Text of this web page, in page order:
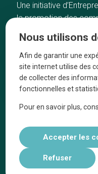
Une initiative
la promotion des
Accueil
Bonnes adresses
Quartiers
Blog
Tops 10
Nous utilisons
Afin de garantir une
site internet utilise des
de collecter des
fonctionnelles et
Pour en savoir plus,
Accepter les
Refuser